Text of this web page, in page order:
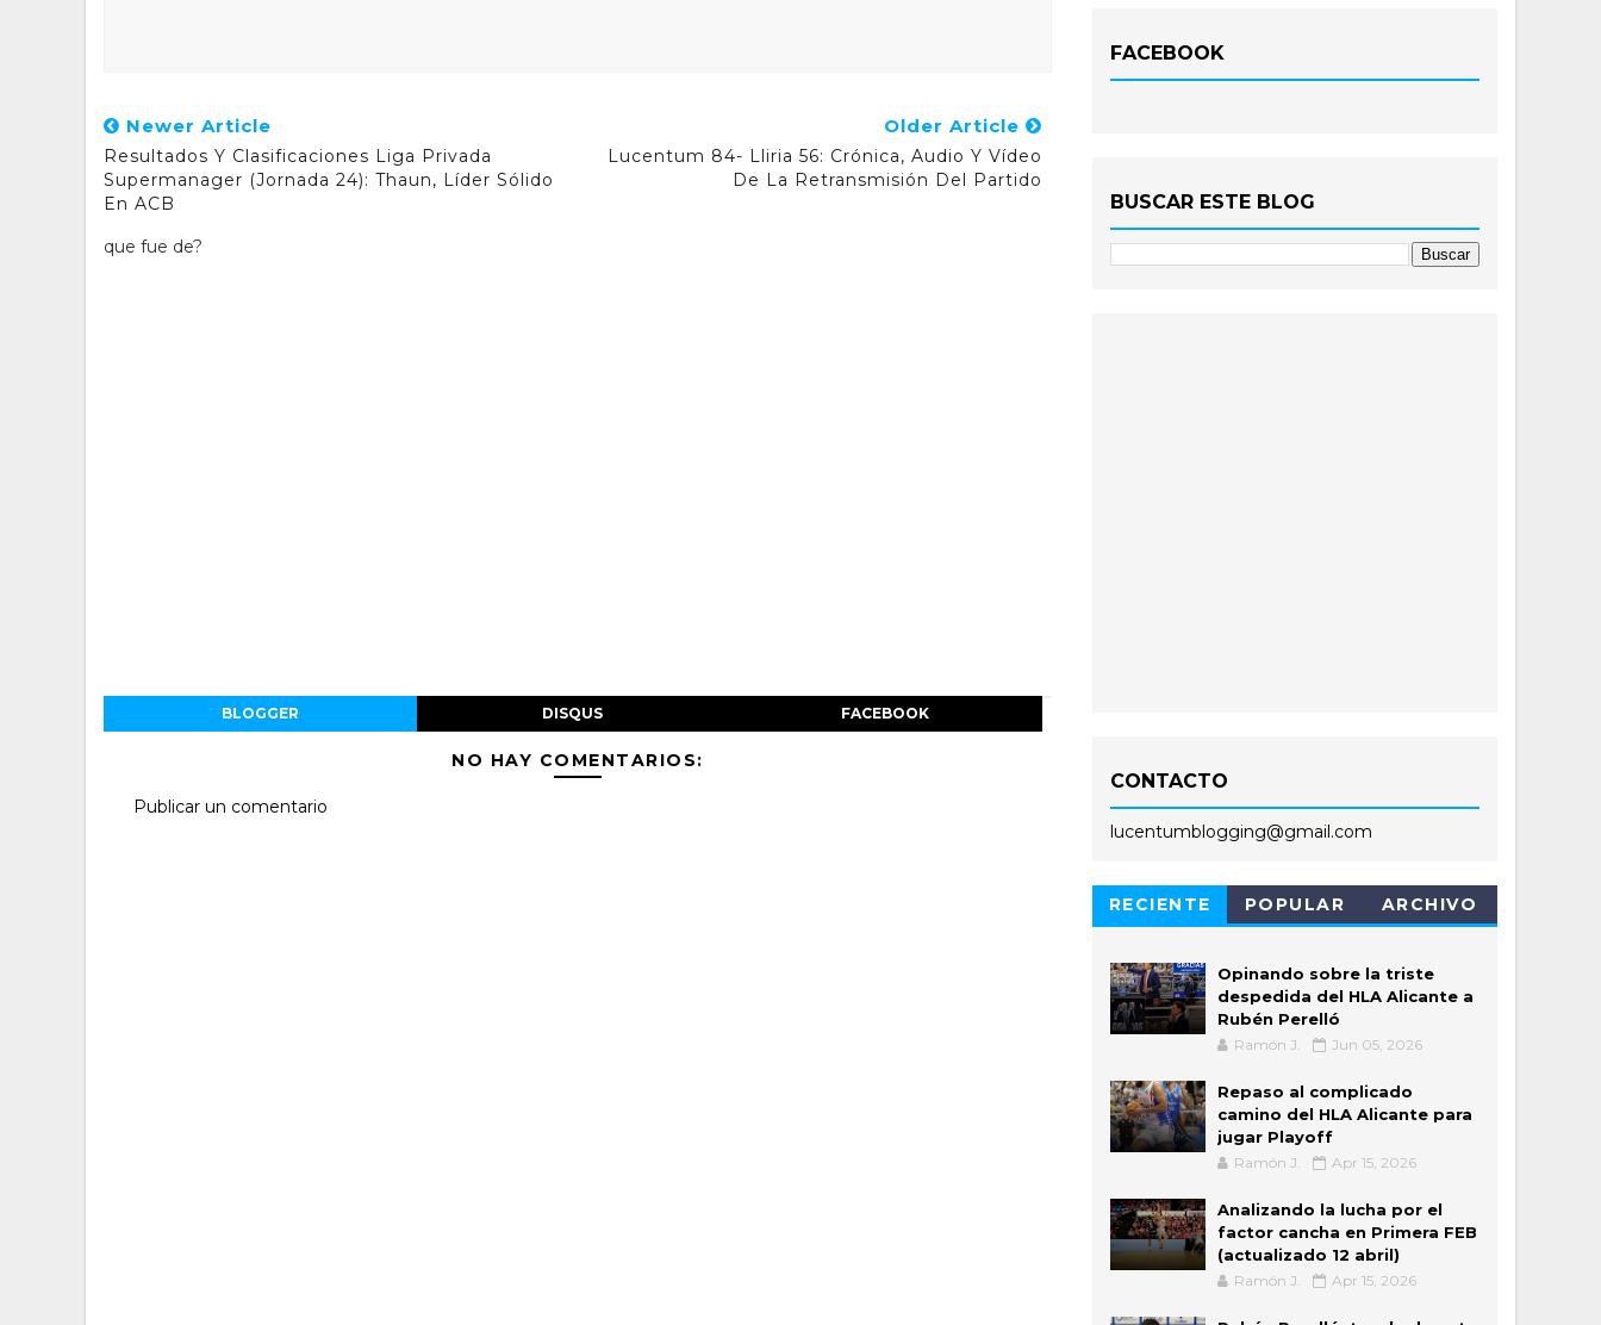
Newer Article
Resultados Y Clasificaciones Liga Privada
Supermanager (Jornada 24): Thaun, Líder Sólido
En ACB
Older Article
Lucentum 84- Lliria 56: Crónica, Audio Y Vídeo
De La Retransmisión Del Partido
que fue de?
BLOGGER DISQUS FACEBOOK
NO HAY COMENTARIOS:
Publicar un comentario
FACEBOOK
BUSCAR ESTE BLOG
CONTACTO
lucentumblogging@gmail.com
RECIENTE POPULAR ARCHIVO
Opinando sobre la triste
despedida del HLA Alicante a
Rubén Perelló
Ramón J. Jun 05, 2026
Repaso al complicado
camino del HLA Alicante para
jugar Playoff
Ramón J. Apr 15, 2026
Analizando la lucha por el
factor cancha en Primera FEB
(actualizado 12 abril)
Ramón J. Apr 15, 2026